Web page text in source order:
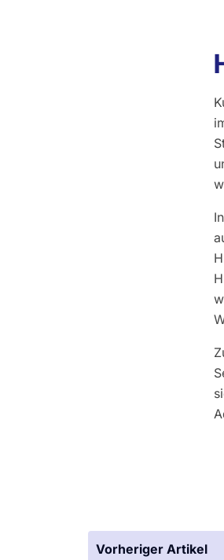
Vorheriger Artikel